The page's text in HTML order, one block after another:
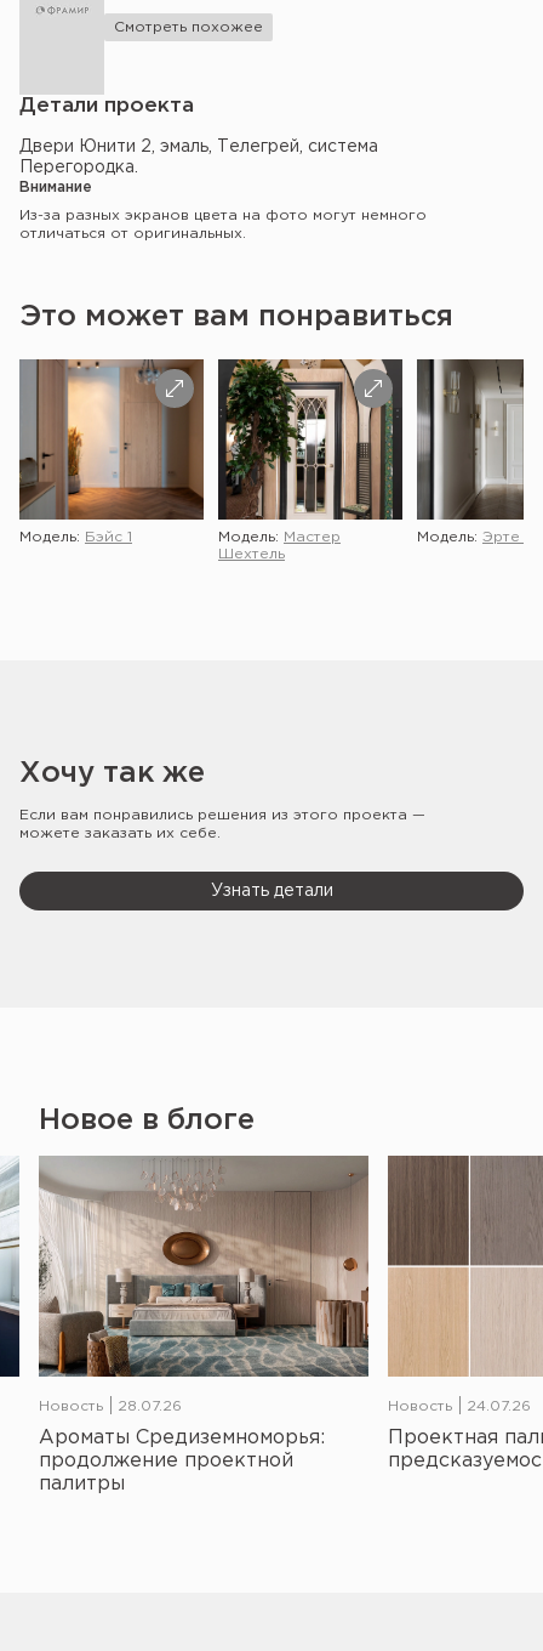
Смотреть похожее
Детали проекта
Двери Юнити 2, эмаль, Телегрей, система
Перегородка.
Внимание
Из-за разных экранов цвета на фото могут немного
отличаться от оригинальных.
Это может вам понравиться
Модель: Бэйс 1 Модель:
Мастер
Шехтель
Модель: Эрте 2
Хочу так же
Если вам понравились решения из этого проекта —
можете заказать их себе.
Узнать детали
Новое в блоге
Новость 28.07.26
Ароматы Средиземноморья:
продолжение проектной
палитры
Новость 24.07.26
Проектная